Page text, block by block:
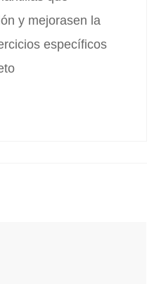
y mejorasen la
específicos